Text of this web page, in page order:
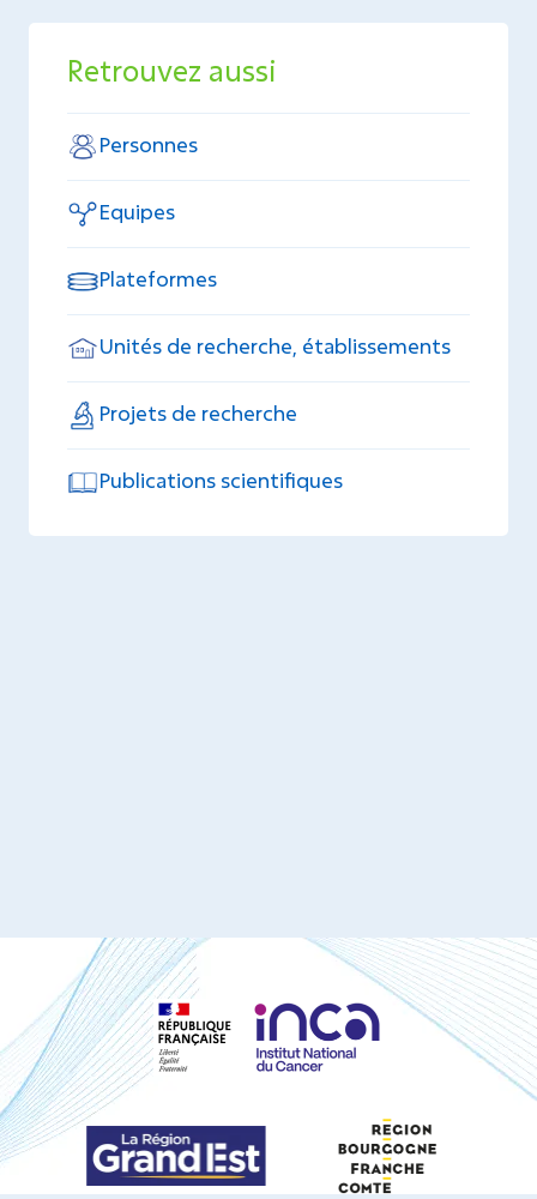
Retrouvez aussi
Personnes
Equipes
Plateformes
Unités de recherche, établissements
Projets de recherche
Publications scientifiques